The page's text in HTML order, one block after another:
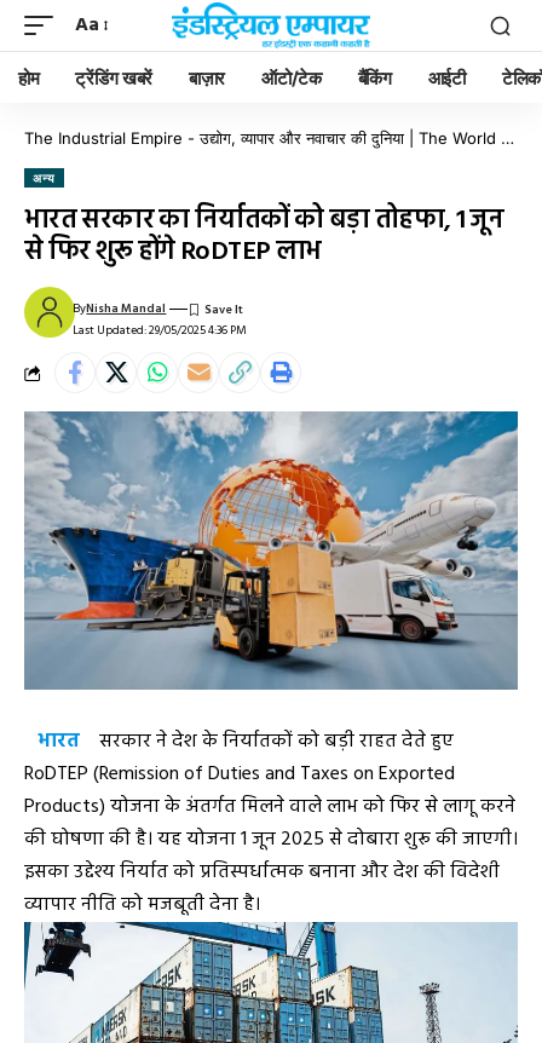
Aa
होम ट्रेंडिंग खबरें बाज़ार ऑटो/टेक बैंकिंग आईटी
The Industrial Empire - उद्योग, व्यापार और नवाचार की दुनिया | The World of Industry, Business & Innovation
अन्य
भारत सरकार का निर्यातकों को बड़ा तोहफा, 1 जून
से फिर शुरू होंगे RoDTEP लाभ
Last Updated: 29/05/2025 4:36 PM
ByNisha Mandal
भारत
सरकार ने देश के निर्यातकों को बड़ी राहत देते हुए
RoDTEP (Remission of Duties and Taxes on Exported
Products) योजना के अंतर्गत मिलने वाले लाभ को फिर से लागू करने
की घोषणा की है। यह योजना 1 जून 2025 से दोबारा शुरू की जाएगी।
इसका उद्देश्य निर्यात को प्रतिस्पर्धात्मक बनाना और देश की विदेशी
व्यापार नीति को मजबूती देना है।